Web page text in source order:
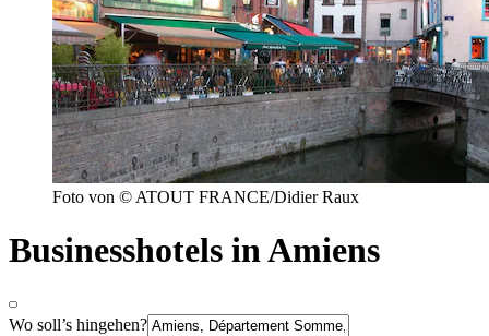
Foto von © ATOUT FRANCE/Didier Raux
Businesshotels in Amiens
Wo soll’s hingehen?